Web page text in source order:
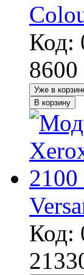
Код:
8600
Уже в
В корзину
Код: